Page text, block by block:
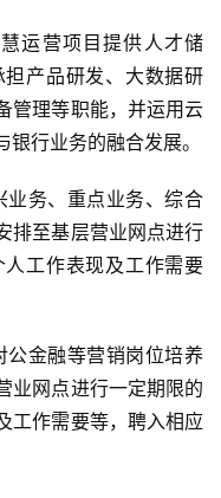
运营项目提供人才储
产品研发、大数据研
管理等职能，并运用云
行业务的融合发展。
业务、重点业务、综合
排至基层营业网点进行
工作表现及工作需要
公金融等营销岗位培养
业网点进行一定期限的
工作需要等，聘入相应